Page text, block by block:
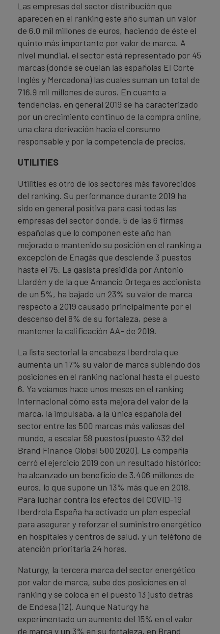
Las empresas del sector distribución que
aparecen en el ranking este año suman un valor
de 6.0 mil millones de euros, haciendo de éste el
quinto más importante por valor de marca. A
nivel mundial, el sector está representado por 45
marcas (donde se cuelan las españolas El Corte
Inglés y Mercadona) las cuales suman un total de
716.9 mil millones de euros. En cuanto a
tendencias, en general 2019 se ha caracterizado
por un crecimiento continuo de la compra online,
una clara derivación hacia el consumo
responsable y por la competencia de precios.
UTILITIES
Utilities es otro de los sectores más favorecidos
del ranking. Su performance durante 2019 ha
sido en general positiva para casi todas las
empresas del sector donde, 5 de las 6 firmas
españolas que lo componen este año han
mejorado o mantenido su posición en el ranking a
excepción de Enagás que desciende 3 puestos
hasta el 75. La gasista presidida por Antonio
Llardén y de la que Amancio Ortega es accionista
de un 5%, ha bajado un 23% su valor de marca
respecto a 2019 causado principalmente por el
descenso del 8% de su fortaleza, pese a
mantener la calificación AA- de 2019.
La lista sectorial la encabeza Iberdrola que
aumenta un 17% su valor de marca subiendo dos
posiciones en el ranking nacional hasta el puesto
6. Ya veíamos hace unos meses en el ranking
internacional cómo esta mejora del valor de la
marca, la impulsaba, a la única española del
sector entre las 500 marcas más valiosas del
mundo, a escalar 58 puestos (puesto 432 del
Brand Finance Global 500 2020). La compañía
cerró el ejercicio 2019 con un resultado histórico:
ha alcanzado un beneficio de 3.406 millones de
euros, lo que supone un 13% más que en 2018.
Para luchar contra los efectos del COVID-19
Iberdrola España ha activado un plan especial
para asegurar y reforzar el suministro energético
en hospitales y centros de salud, y un teléfono de
atención prioritaria 24 horas.
Naturgy, la tercera marca del sector energético
por valor de marca, sube dos posiciones en el
ranking y se coloca en el puesto 13 justo detrás
de Endesa (12). Aunque Naturgy ha
experimentado un aumento del 15% en el valor
de marca y un 3% en su fortaleza, en Brand